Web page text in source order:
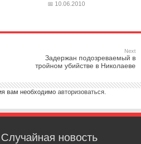
10.06.2010
Next
Задержан подозреваемый в
тройном убийстве в Николаеве
вам необходимо авторизоваться.
Случайная новость